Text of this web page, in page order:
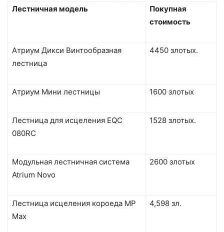
Лестничная модель
Покупная
стоимость
Атриум Дикси Винтообразная
лестница
4450 злотых.
Атриум Мини лестницы 1600 злотых
Лестница для исцеления EQC
080RC
1528 злотых.
Модульная лестничная система
Atrium Novo
2600 злотых
Лестница исцеления короеда MP
Max
4,598 зл.